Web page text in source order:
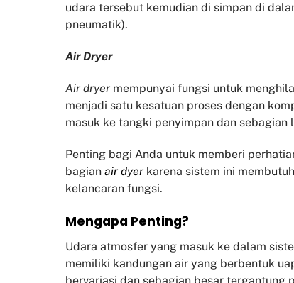
udara tersebut kemudian di simpan di
pneumatik).
Air Dryer
Air dryer mempunyai fungsi untuk
menjadi satu kesatuan proses dengan
masuk ke tangki penyimpan dan
Penting bagi Anda untuk memberi
bagian air dyer karena sistem ini
kelancaran fungsi.
Mengapa Penting?
Udara atmosfer yang masuk ke dalam
memiliki kandungan air yang berbentuk